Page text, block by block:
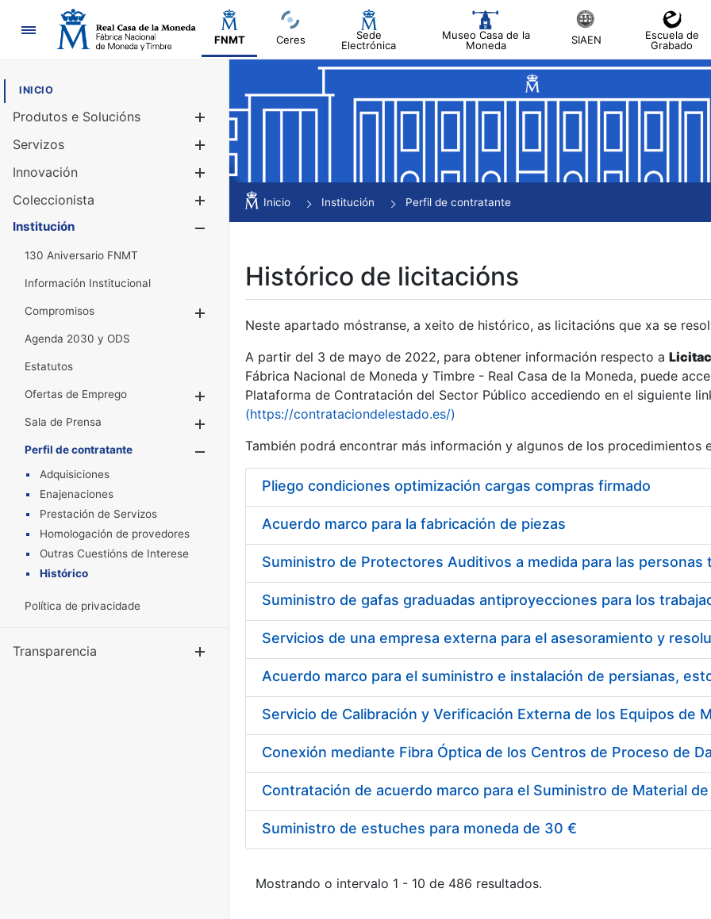
Navegación
FNMT Ceres
Sede
Electrónica
Museo Casa de la
Moneda
SIAEN
Escuela de
Grabado
INICIO
Produtos e Solucións
Mostrar/Ocultar
Servizos
Innovación
Coleccionista
Mostrar/Ocultar
Institución
130 Aniversario FNMT
Información Institucional
Compromisos
Agenda 2030 y ODS
Estatutos
Ofertas de Emprego
Mostrar/Ocultar
Sala de Prensa
Mostrar/Ocultar
Perfil de contratante
Mostrar/Ocultar
Adquisiciones
Enajenaciones
Prestación de Servizos
Homologación de provedores
Outras Cuestións de Interese
Histórico
Política de privacidade
Transparencia
Inicio Institución Perfil de contratante
Histórico de licitacións
Neste apartado móstranse, a xeito de histórico, as licitacións que xa se
A partir del 3 de mayo de 2022, para obtener información respecto a
Fábrica Nacional de Moneda y Timbre - Real Casa de la Moneda, puede
Plataforma de Contratación del Sector Público accediendo en el siguiente
(https://contrataciondelestado.es/)
También podrá encontrar más información y algunos de los procedimientos
Pliego condiciones optimización cargas compras firmado
Acuerdo marco para la fabricación de piezas
Acuerdo marco para el suministro e instalación de persianas,
Suministro de estuches para moneda de 30 €
Mostrando o intervalo 1 - 10 de 486 resultados.